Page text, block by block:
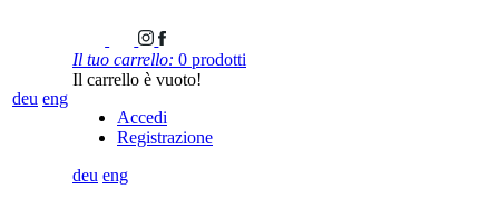
deu eng
Il tuo carrello: 0 prodotti
Il carrello è vuoto!
Accedi
Registrazione
deu eng